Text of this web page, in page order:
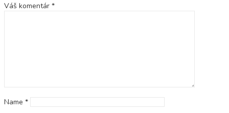
Váš komentár *
Name *